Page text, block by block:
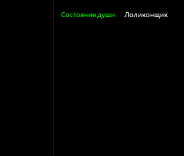
Состояние души Лоликонщик